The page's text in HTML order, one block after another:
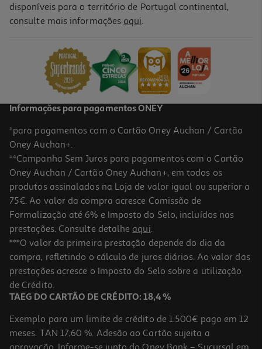
4.9
Capa Proteção Jbl Pb Ultimate
99,99 €
4.8
Bateria Jbl Battery 600 X2
199.99 €/un
199,99 €
disponíveis para o território de Portugal continental,
consulte mais informações aqui.
Informações para pagamentos ONEY
*para pagamentos com o Cartão Oney Auchan / Cartão
Oney Auchan+.
**Campanha Sem Juros para pagamentos com o Cartão
Oney Auchan / Cartão Oney Auchan+, em todos os
produtos assinalados na Loja de valor igual ou superior a
75€. Ao valor da compra acresce Comissão de
Formalização até 6% e Imposto do Selo, incluídos nas
prestações. Consulte detalhe aqui.
***O valor da primeira prestação depende do dia da
compra, refletindo o cálculo de juros diários. Ao valor das
prestações acresce o Imposto do Selo sobre a utilização
de Crédito.
TAEG DO CARTÃO DE CRÉDITO: 18,4 %
Exemplo para um limite de crédito de 1.500€ pago em 12
meses. TAN 17,60 %. Adesão ao Cartão sujeita a